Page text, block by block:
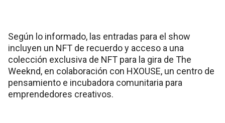
Según lo informado, las entradas para el show
incluyen un NFT de recuerdo y acceso a una
colección exclusiva de NFT para la gira de The
Weeknd, en colaboración con HXOUSE, un centro de
pensamiento e incubadora comunitaria para
emprendedores creativos.